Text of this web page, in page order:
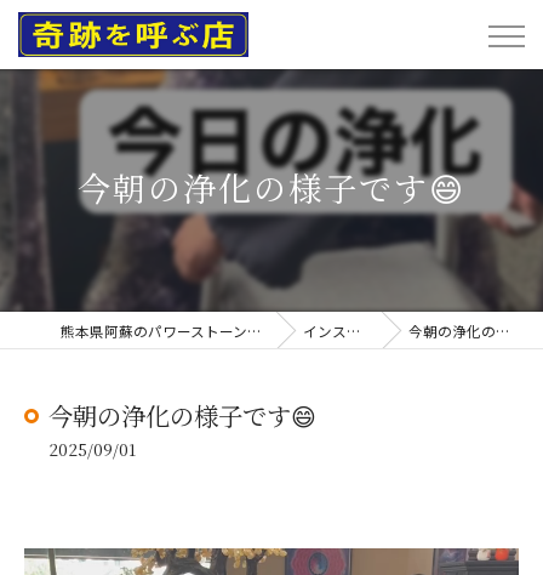
今朝の浄化の様子です😄
熊本県阿蘇のパワーストーンなら奇跡を呼ぶ店 インスタグラム 今朝の浄化の様子です😄
今朝の浄化の様子です😄
2025/09/01